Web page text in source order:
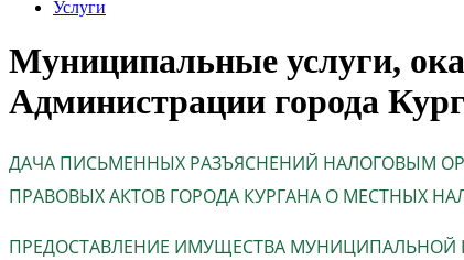
Услуги
Муниципальные услуги,
Администрации города
ДАЧА ПИСЬМЕННЫХ РАЗЪЯСНЕНИЙ НАЛОГОВЫМ
ПРАВОВЫХ АКТОВ ГОРОДА КУРГАНА О МЕСТНЫХ
ПРЕДОСТАВЛЕНИЕ ИМУЩЕСТВА МУНИЦИПАЛЬНОЙ